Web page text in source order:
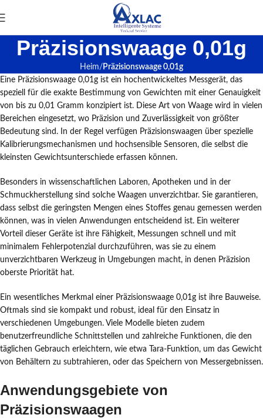
Präzisionswaage 0,01g
Heim
Präzisionswaage 0,01g
Eine Präzisionswaage 0,01g ist ein hochentwickeltes Messgerät, das
speziell für die exakte Bestimmung von Gewichten mit einer Genauigkeit
von bis zu 0,01 Gramm konzipiert ist. Diese Art von Waage wird in vielen
Bereichen eingesetzt, wo Präzision und Zuverlässigkeit von größter
Bedeutung sind. In der Regel verfügen Präzisionswaagen über spezielle
Kalibrierungsmechanismen und hochsensible Sensoren, die selbst die
kleinsten Gewichtsunterschiede erfassen können.
Besonders in wissenschaftlichen Laboren, Apotheken und in der
Schmuckherstellung sind solche Waagen unverzichtbar. Sie garantieren,
dass selbst die geringsten Mengen eines Stoffes genau gemessen werden
können, was in vielen Anwendungen entscheidend ist. Ein weiterer
Vorteil dieser Geräte ist ihre Fähigkeit, Messungen schnell und mit
minimalem Fehlerpotenzial durchzuführen, was sie zu einem
unverzichtbaren Werkzeug in Umgebungen macht, in denen Präzision
oberste Priorität hat.
Ein wesentliches Merkmal einer Präzisionswaage 0,01g ist ihre Bauweise.
Oftmals sind sie kompakt und robust, ideal für den Einsatz in
verschiedenen Umgebungen. Viele Modelle bieten zudem
benutzerfreundliche Schnittstellen und zahlreiche Funktionen, die den
täglichen Gebrauch erleichtern, wie etwa Tara-Funktion, um das Gewicht
von Behältern zu subtrahieren, oder das Speichern von Messergebnissen.
Anwendungsgebiete von
Präzisionswaagen